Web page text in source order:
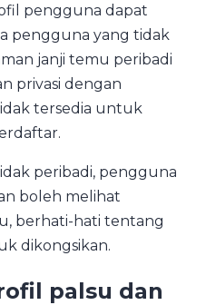
pengguna dapat
pengguna yang tidak
janji temu peribadi
privasi dengan
tersedia untuk
peribadi, pengguna
boleh melihat
berhati-hati tentang
dikongsikan.
palsu dan